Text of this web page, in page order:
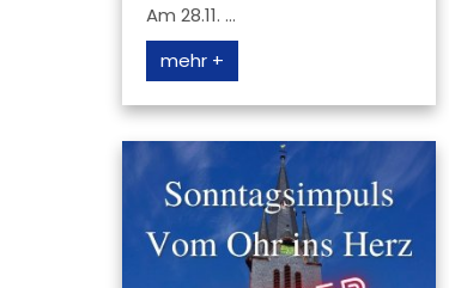
Am 28.11. ...
mehr +